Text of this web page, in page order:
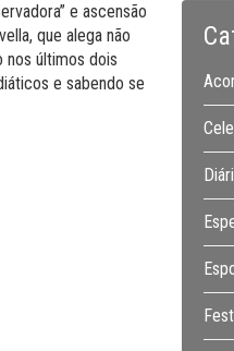
e ascensão
que alega não
últimos dois
e sabendo se